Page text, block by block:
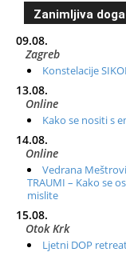
Zanimljiva
09.08.
Zagreb
Konstelacije
13.08.
Online
Kako se nositi s
14.08.
Online
Vedrana
TRAUMI – Kako se
mislite
15.08.
Otok Krk
Ljetni DOP